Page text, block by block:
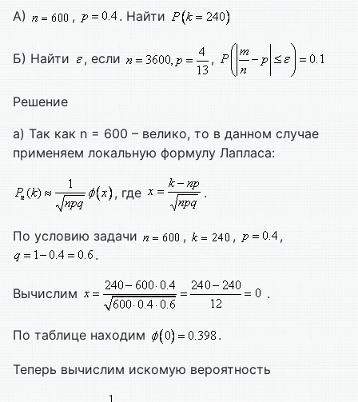
А)
, . Найти
Б) Найти , если ,
Решение
а) Так как n = 600 – велико, то в данном случае
применяем локальную формулу Лапласа:
, где .
По условию задачи , ,
,
.
Вычислим .
По таблице находим .
Теперь вычислим искомую вероятность